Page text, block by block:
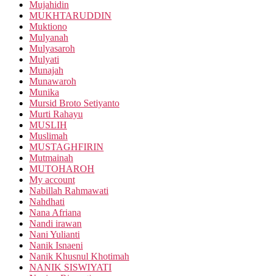
Mujahidin
MUKHTARUDDIN
Muktiono
Mulyanah
Mulyasaroh
Mulyati
Munajah
Munawaroh
Munika
Mursid Broto Setiyanto
Murti Rahayu
MUSLIH
Muslimah
MUSTAGHFIRIN
Mutmainah
MUTOHAROH
My account
Nabillah Rahmawati
Nahdhati
Nana Afriana
Nandi irawan
Nani Yulianti
Nanik Isnaeni
Nanik Khusnul Khotimah
NANIK SISWIYATI